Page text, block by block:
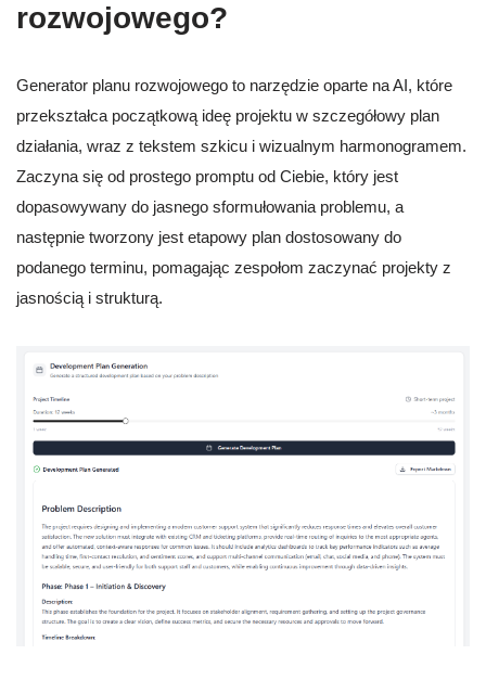
rozwojowego?
Generator planu rozwojowego to narzędzie oparte na AI, które
przekształca początkową ideę projektu w szczegółowy plan
działania, wraz z tekstem szkicu i wizualnym harmonogramem.
Zaczyna się od prostego promptu od Ciebie, który jest
dopasowywany do jasnego sformułowania problemu, a
następnie tworzony jest etapowy plan dostosowany do
podanego terminu, pomagając zespołom zaczynać projekty z
jasnością i strukturą.